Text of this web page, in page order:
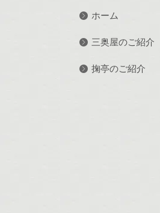
ホーム
三奥屋のご紹介
掬亭のご紹介